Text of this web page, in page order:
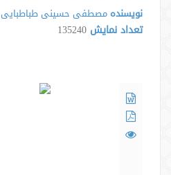
نویسنده مصطفی حسینی طباطبایی
تعداد نمایش 135240